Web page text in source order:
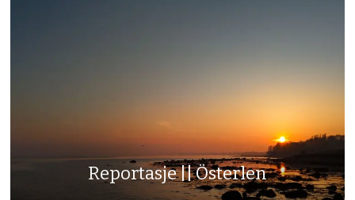
Reportasje || Österlen